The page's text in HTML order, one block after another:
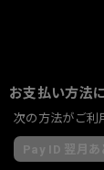
お支払い方法
次の方法がご利
Pay ID 翌月あ